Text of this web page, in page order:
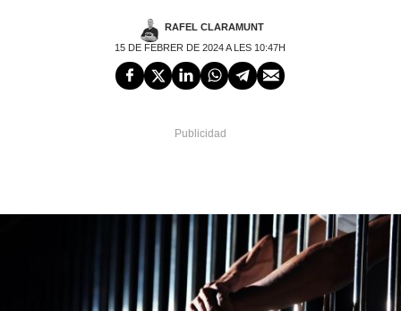
RAFEL CLARAMUNT
15 DE FEBRER DE 2024 A LES 10:47H